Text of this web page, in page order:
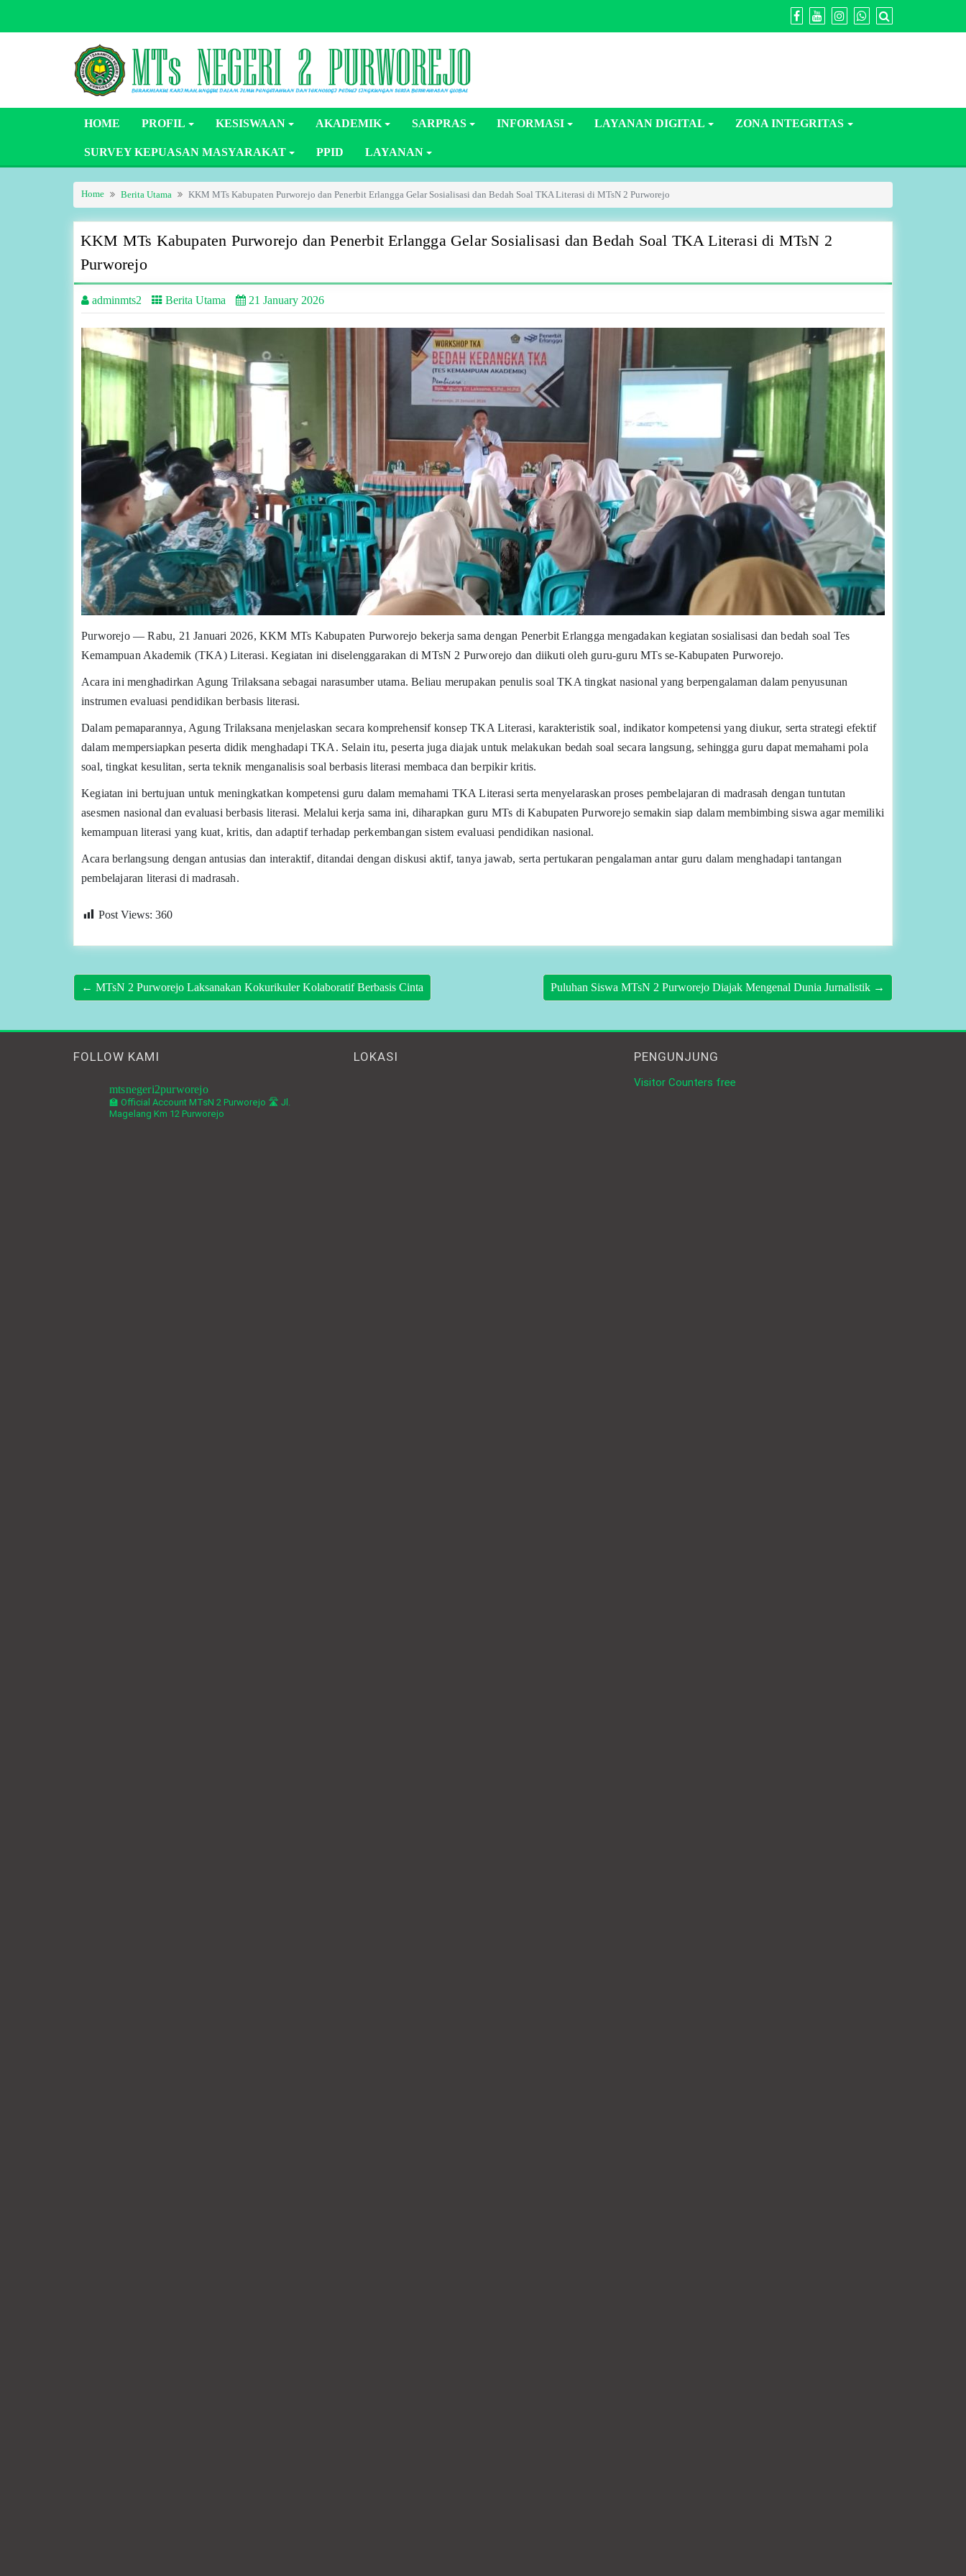
HOME PROFIL KESISWAAN AKADEMIK SARPRAS INFORMASI LAYANAN DIGITAL ZONA INTEGRITAS
SURVEY KEPUASAN MASYARAKAT PPID LAYANAN
Home Berita Utama KKM MTs Kabupaten Purworejo dan Penerbit Erlangga Gelar Sosialisasi dan Bedah Soal TKA Literasi di MTsN 2 Purworejo
KKM MTs Kabupaten Purworejo dan Penerbit Erlangga Gelar Sosialisasi dan Bedah Soal TKA Literasi di MTsN 2
Purworejo
adminmts2 Berita Utama 21 January 2026
Purworejo — Rabu, 21 Januari 2026, KKM MTs Kabupaten Purworejo bekerja sama dengan Penerbit Erlangga mengadakan kegiatan sosialisasi dan bedah soal Tes
Kemampuan Akademik (TKA) Literasi. Kegiatan ini diselenggarakan di MTsN 2 Purworejo dan diikuti oleh guru-guru MTs se-Kabupaten Purworejo.
Acara ini menghadirkan Agung Trilaksana sebagai narasumber utama. Beliau merupakan penulis soal TKA tingkat nasional yang berpengalaman dalam penyusunan
instrumen evaluasi pendidikan berbasis literasi.
Dalam pemaparannya, Agung Trilaksana menjelaskan secara komprehensif konsep TKA Literasi, karakteristik soal, indikator kompetensi yang diukur, serta strategi efektif
dalam mempersiapkan peserta didik menghadapi TKA. Selain itu, peserta juga diajak untuk melakukan bedah soal secara langsung, sehingga guru dapat memahami pola
soal, tingkat kesulitan, serta teknik menganalisis soal berbasis literasi membaca dan berpikir kritis.
Kegiatan ini bertujuan untuk meningkatkan kompetensi guru dalam memahami TKA Literasi serta menyelaraskan proses pembelajaran di madrasah dengan tuntutan
asesmen nasional dan evaluasi berbasis literasi. Melalui kerja sama ini, diharapkan guru MTs di Kabupaten Purworejo semakin siap dalam membimbing siswa agar memiliki
kemampuan literasi yang kuat, kritis, dan adaptif terhadap perkembangan sistem evaluasi pendidikan nasional.
Acara berlangsung dengan antusias dan interaktif, ditandai dengan diskusi aktif, tanya jawab, serta pertukaran pengalaman antar guru dalam menghadapi tantangan
pembelajaran literasi di madrasah.
Post Views: 360
← MTsN 2 Purworejo Laksanakan Kokurikuler Kolaboratif Berbasis Cinta Puluhan Siswa MTsN 2 Purworejo Diajak Mengenal Dunia Jurnalistik →
FOLLOW KAMI
mtsnegeri2purworejo
🏫 Official Account MTsN 2 Purworejo 🛣️ Jl.
Magelang Km 12 Purworejo
LOKASI PENGUNJUNG
Visitor Counters free